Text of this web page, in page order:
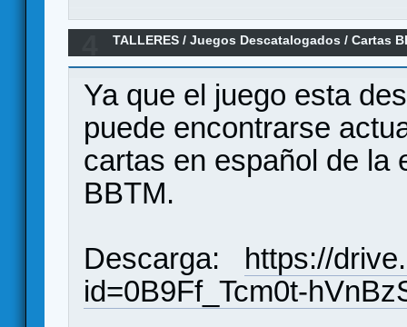
TALLERES /Juegos Descatalogados /Cartas
Ya que el juego esta
puede encontrarse
cartas en español de la
BBTM.
Descarga: https://
id=0B9Ff_Tcm0t-